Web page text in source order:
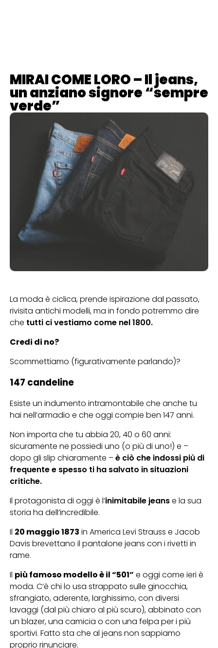
MIRAI COME LORO – Il jeans,
un anziano signore “sempre
verde”
La moda è ciclica, prende ispirazione dal passato,
rivisita antichi modelli, ma in fondo potremmo dire
che tutti ci vestiamo come nel 1800.
Credi di no?
Scommettiamo (figurativamente parlando)?
147 candeline
Esiste un indumento intramontabile che anche tu
hai nell’armadio e che oggi compie ben 147 anni.
Non importa che tu abbia 20, 40 o 60 anni:
sicuramente ne possiedi uno (o più di uno!) e –
dopo gli slip chiaramente –è ciò che indossi più di
frequente e spesso ti ha salvato in situazioni
critiche.
Il protagonista di oggi è l’inimitabile jeanse la sua
storia ha dell’incredibile.
Il 20 maggio 1873 in America Levi Strauss e Jacob
Davis brevettano il pantalone jeans con i rivetti in
rame.
Il più famoso modello è il “501” e oggi come ieri è
moda. C’è chi lo usa strappato sulle ginocchia,
sfrangiato, aderente, larghissimo, con diversi
lavaggi (dal più chiaro al più scuro), abbinato con
un blazer, una camicia o con una felpa per i più
sportivi. Fatto sta che al jeans non sappiamo
proprio rinunciare.